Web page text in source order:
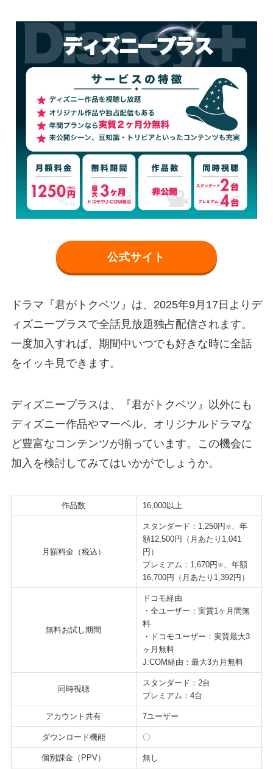
公式サイト
ドラマ『君がトクベツ』は、2025年9月17日よりデ
ィズニープラスで全話見放題独占配信されます。
一度加入すれば、期間中いつでも好きな時に全話
をイッキ見できます。
ディズニープラスは、『君がトクベツ』以外にも
ディズニー作品やマーベル、オリジナルドラマな
ど豊富なコンテンツが揃っています。この機会に
加入を検討してみてはいかがでしょうか。
作品数 16,000以上
月額料金（税込）
スタンダード：1,250円※
、年
額12,500円（月あたり1,041
円）
プレミアム：1,670円※
、年額
16,700円（月あたり1,392円）
無料お試し期間
ドコモ経由
・全ユーザー：実質1ヶ月間無
料
・ドコモユーザー：実質最大3
ヶ月無料
J:COM経由：最大3カ月無料
同時視聴
スタンダード：2台
プレミアム：4台
アカウント共有 7ユーザー
ダウンロード機能 〇
個別課金（PPV） 無し